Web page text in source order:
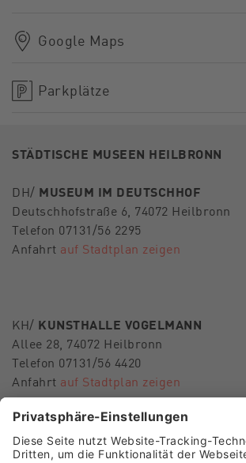
Google Maps
Parkplätze
STÄDTISCHE MUSEEN HEILBRONN
DH/ MUSEUM IM DEUTSCHHOF
Deutschhofstraße 6, 74072 Heilbronn
Telefon 07131/56 2295
Anfahrt auf Stadtplan zeigen
KH/ KUNSTHALLE VOGELMANN
Allee 28, 74072 Heilbronn
Telefon 07131/56 4420
Anfahrt auf Stadtplan zeigen
E-Mailmuseen-hn@heilbronn.de